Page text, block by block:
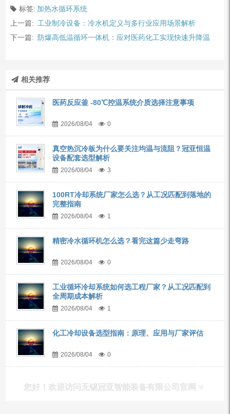
标签: 加热水循环系统
上一篇: 工业制冷设备：冷水机定义与多行业应用场景解析
下一篇: 防爆高低温循环一体机：应对医药化工实现快速升降温
相关推荐
医药反应釜 -80℃控温系统介质选择注意事项
2026/08/04 0
真空热沉冷板为什么要关注均温与流阻？冠亚恒温
设备配套选型解析
2026/08/04 3
100RT冷却系统厂家怎么选？从工况匹配到落地的
完整指南
2026/08/04 1
精密冷水循环机怎么选？看完这篇少走弯路
2026/08/04 0
工业循环冷却系统如何选工程厂家？从工况匹配到
全周期成本解析
2026/08/04 1
化工冷却设备选型指南：原理、应用与厂家评估
2026/08/04 0
您好！欢迎访问无锡冠亚智能装备有限公司官网